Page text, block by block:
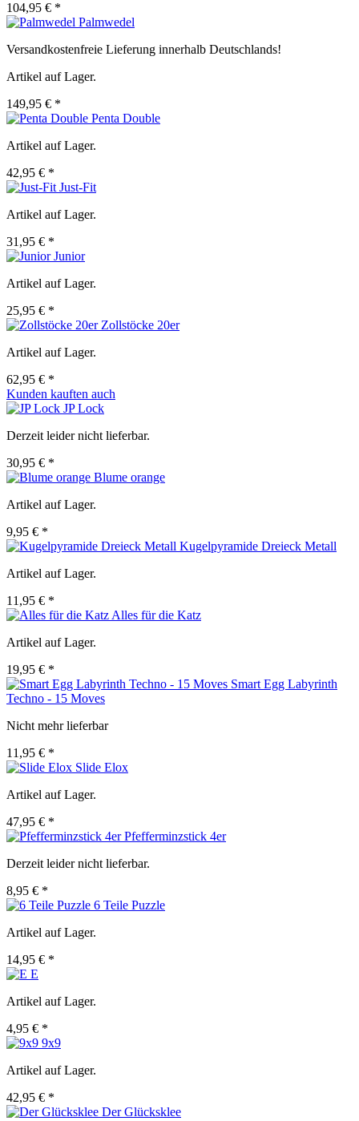
104,95 € *
Palmwedel
Versandkostenfreie Lieferung innerhalb Deutschlands!
Artikel auf Lager.
149,95 € *
Penta Double
Artikel auf Lager.
42,95 € *
Just-Fit
Artikel auf Lager.
31,95 € *
Junior
Artikel auf Lager.
25,95 € *
Zollstöcke 20er
Artikel auf Lager.
62,95 € *
Kunden kauften auch
JP Lock
Derzeit leider nicht lieferbar.
30,95 € *
Blume orange
Artikel auf Lager.
9,95 € *
Kugelpyramide Dreieck Metall
Artikel auf Lager.
11,95 € *
Alles für die Katz
Artikel auf Lager.
19,95 € *
Smart Egg Labyrinth
Techno - 15 Moves
Nicht mehr lieferbar
11,95 € *
Slide Elox
Artikel auf Lager.
47,95 € *
Pfefferminzstick 4er
Derzeit leider nicht lieferbar.
8,95 € *
6 Teile Puzzle
Artikel auf Lager.
14,95 € *
E
Artikel auf Lager.
4,95 € *
9x9
Artikel auf Lager.
42,95 € *
Der Glücksklee